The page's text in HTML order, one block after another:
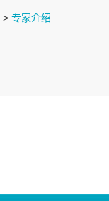
> 专家介绍